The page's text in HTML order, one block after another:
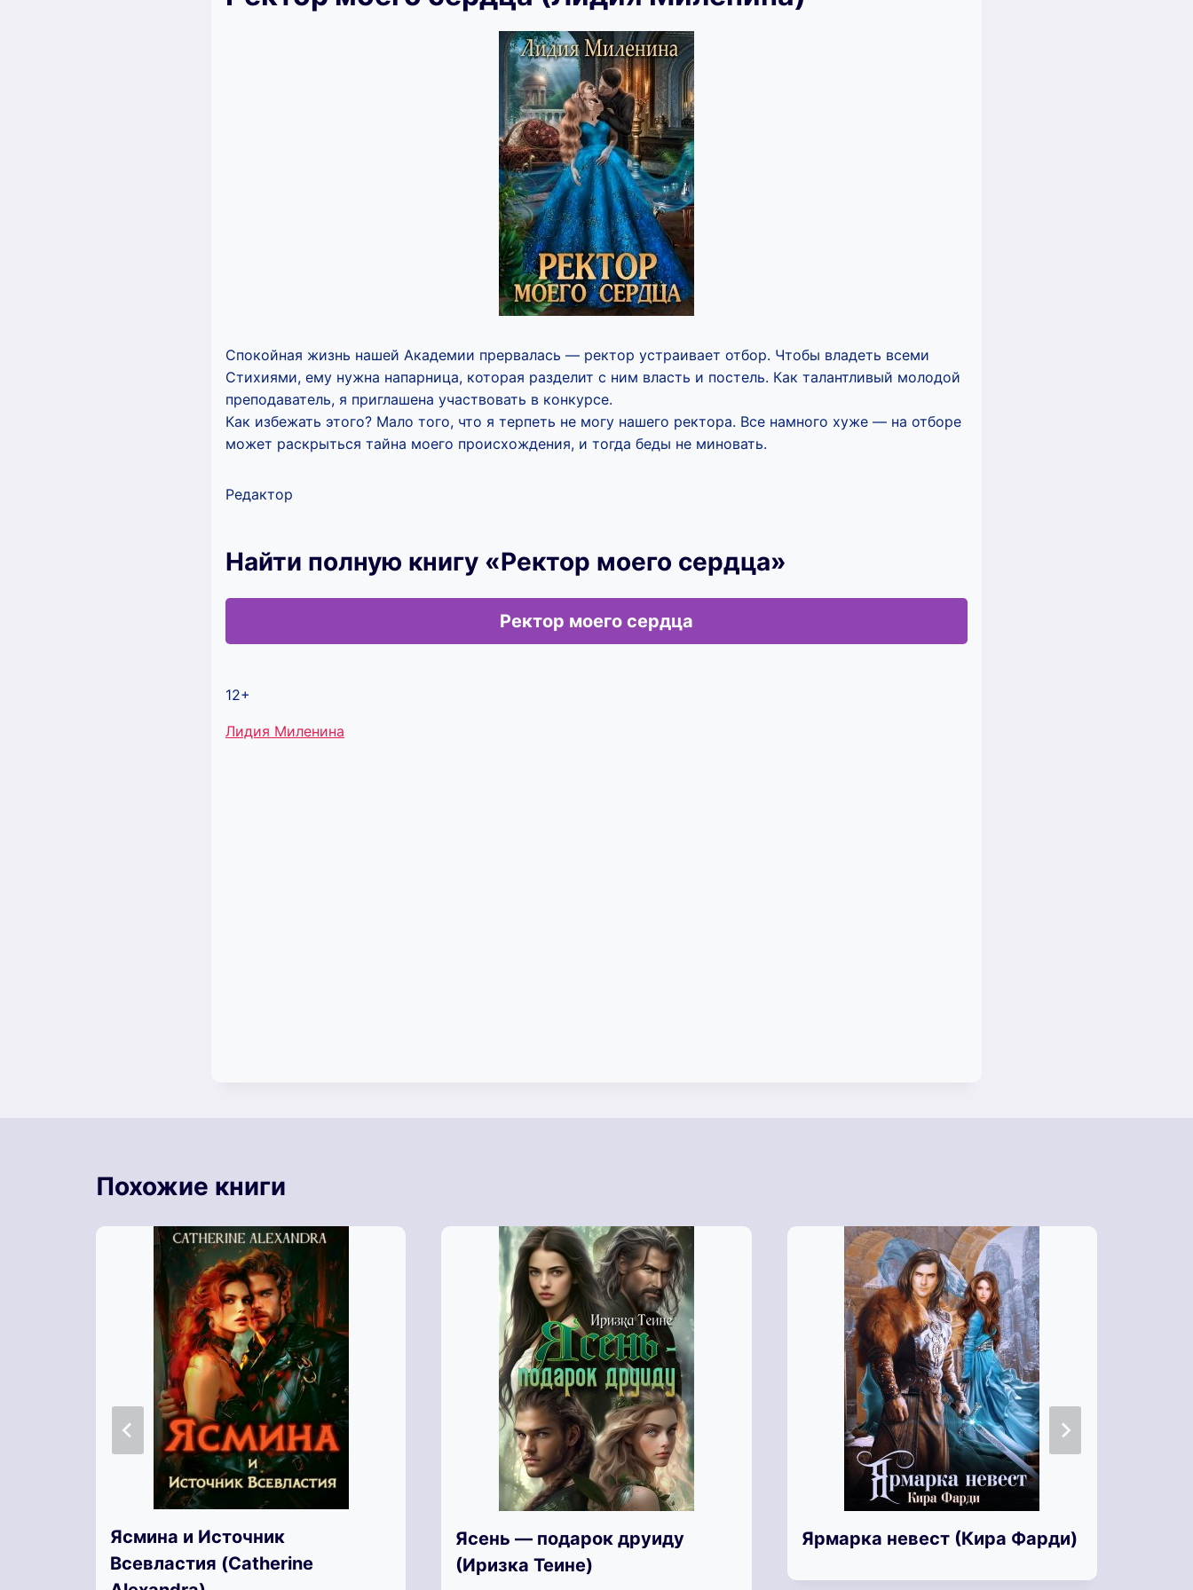
Спокойная жизнь нашей Академии прервалась — ректор устраивает отбор. Чтобы владеть всеми
Стихиями, ему нужна напарница, которая разделит с ним власть и постель. Как талантливый молодой
преподаватель, я приглашена участвовать в конкурсе.
Как избежать этого? Мало того, что я терпеть не могу нашего ректора. Все намного хуже — на отборе
может раскрыться тайна моего происхождения, и тогда беды не миновать.
Редактор
Найти полную книгу «Ректор моего сердца»
Ректор моего сердца
12+
Метки
Лидия Миленина
Похожие книги
Ясмина и Источник
Всевластия (Catherine
Ясень — подарок друиду
(Иризка Теине)
Ярмарка невест (Кира Фарди)